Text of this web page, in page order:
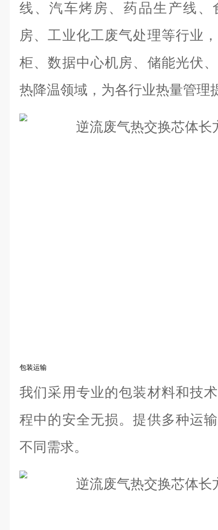
线、汽车烤房、药品生产线、
房、工业化工废气处理等行业
柜、数据中心机房、储能光伏
热降温领域，为各行业热量管理
包装运输
我们采用专业的包装材料和技
程中的安全无损。提供多种运
不同需求。